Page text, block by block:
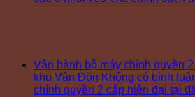
Vận hành bộ máy chính quyền
khu Vân Đồn Không có bình
chính quyền 2 cấp hiện đại tại